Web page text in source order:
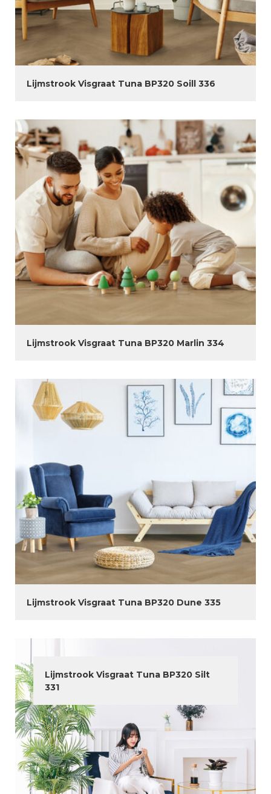
Lijmstrook Visgraat Tuna BP320 Soill 336
Lijmstrook Visgraat Tuna BP320 Marlin 334
Lijmstrook Visgraat Tuna BP320 Dune 335
Lijmstrook Visgraat Tuna BP320 Silt
331